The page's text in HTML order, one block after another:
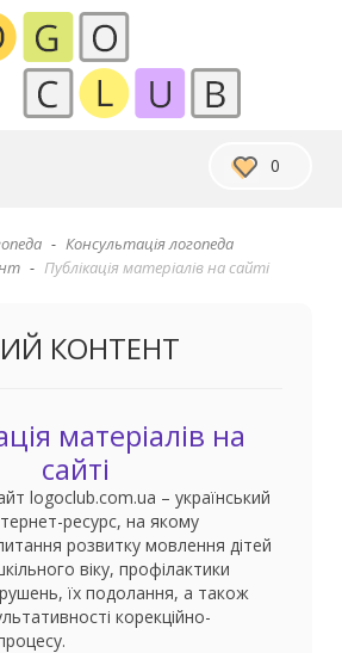
0
Консультація логопеда
Публікація матеріалів на сайті
КОНТЕНТ
матеріалів на
сайті
logoclub.com.ua – український
ресурс, на якому
розвитку мовлення дітей
віку, профілактики
їх подолання, а також
корекційно-